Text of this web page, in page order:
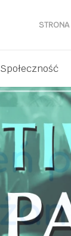
Społeczność